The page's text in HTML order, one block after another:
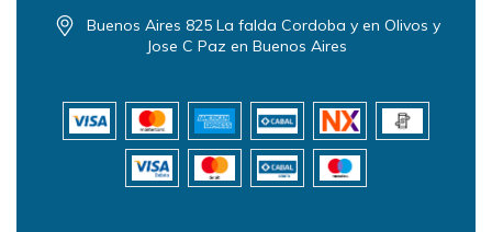
Buenos Aires 825 La falda Cordoba y en Olivos y
Jose C Paz en Buenos Aires